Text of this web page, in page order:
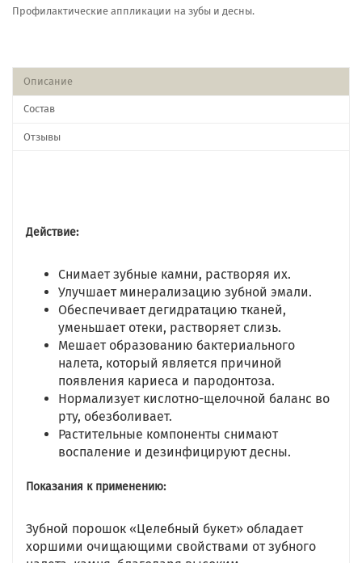
Профилактические аппликации на зубы и десны.
Описание
Состав
Отзывы
Действие:
Снимает зубные камни, растворяя их.
Улучшает минерализацию зубной эмали.
Обеспечивает дегидратацию тканей,
уменьшает отеки, растворяет слизь.
Мешает образованию бактериального
налета, который является причиной
появления кариеса и пародонтоза.
Нормализует кислотно-щелочной баланс во
рту, обезболивает.
Растительные компоненты снимают
воспаление и дезинфицируют десны.
Показания к применению:
Зубной порошок «Целебный букет» обладает
хоршими очищающими свойствами от зубного